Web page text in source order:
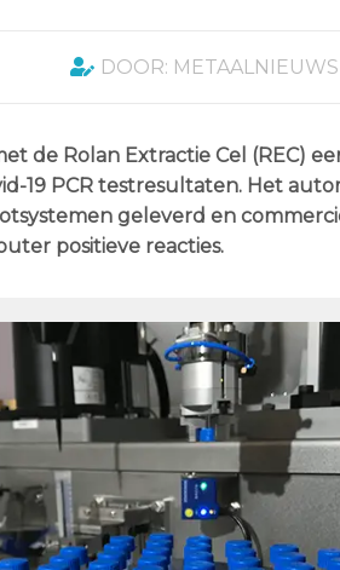
DOOR: METAALNIEUWS
de Rolan Extractie Cel (REC)
19 PCR testresultaten. Het
geleverd en
positieve reacties.